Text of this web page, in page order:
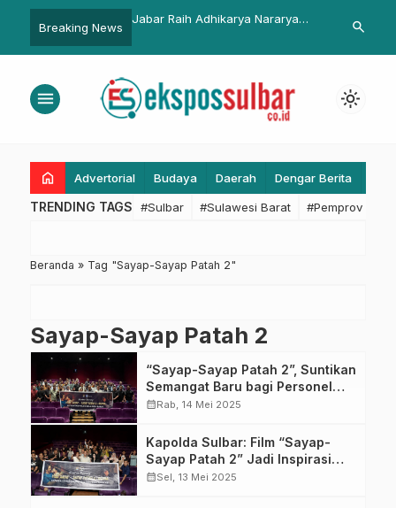
Breaking News
Sulbar: Jangan
Jabar Raih Adhikarya Nararya
Lonjakan
Lebaran
search
menu light_mode
home Advertorial Budaya Daerah Dengar Berita
TRENDING TAGS #Sulbar #Sulawesi Barat #Pemprov
Beranda » Tag "Sayap-Sayap Patah 2"
Sayap-Sayap Patah 2
“Sayap-Sayap Patah 2”, Suntikan
Semangat Baru bagi Personel
Ditlantas Polda Sulbar
calendar_monthRab, 14 Mei 2025
Kapolda Sulbar: Film “Sayap-
Sayap Patah 2” Jadi Inspirasi
Pengabdian Seorang Ayah dan
calendar_monthSel, 13 Mei 2025